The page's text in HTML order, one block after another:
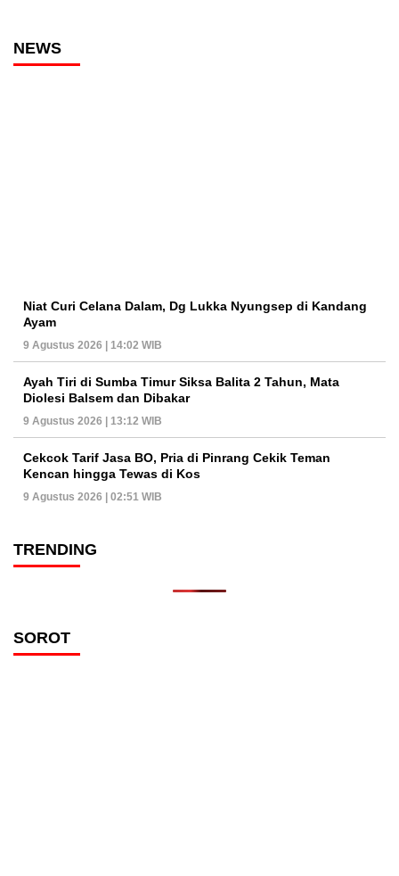
NEWS
Niat Curi Celana Dalam, Dg Lukka Nyungsep di Kandang
Ayam
9 Agustus 2026 | 14:02 WIB
Ayah Tiri di Sumba Timur Siksa Balita 2 Tahun, Mata
Diolesi Balsem dan Dibakar
9 Agustus 2026 | 13:12 WIB
Cekcok Tarif Jasa BO, Pria di Pinrang Cekik Teman
Kencan hingga Tewas di Kos
9 Agustus 2026 | 02:51 WIB
TRENDING
SOROT